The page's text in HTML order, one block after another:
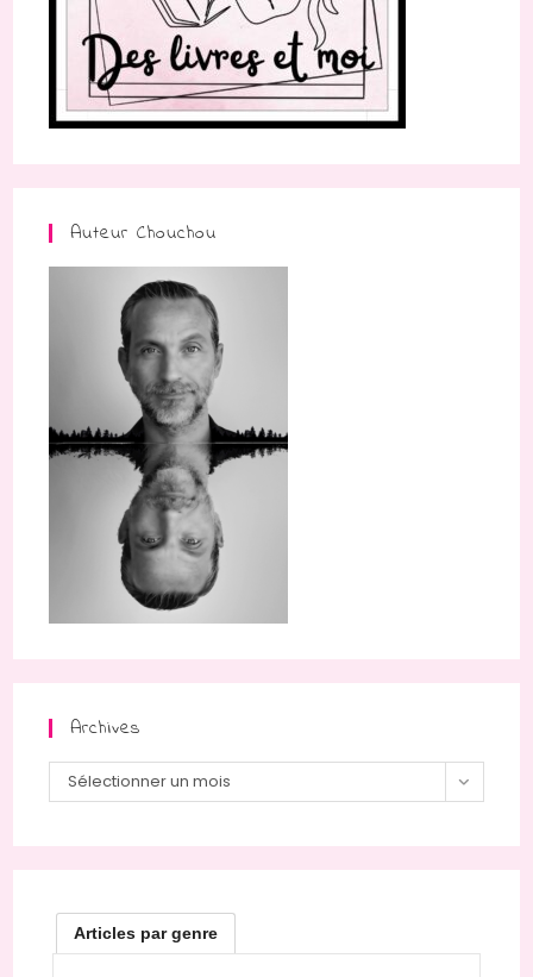
Auteur Chouchou
Archives
Archives
Sélectionner un mois
Articles par genre